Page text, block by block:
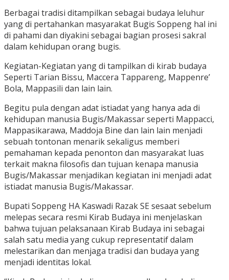
Berbagai tradisi ditampilkan sebagai budaya leluhur
yang di pertahankan masyarakat Bugis Soppeng hal ini
di pahami dan diyakini sebagai bagian prosesi sakral
dalam kehidupan orang bugis.
Kegiatan-Kegiatan yang di tampilkan di kirab budaya
Seperti Tarian Bissu, Maccera Tappareng, Mappenre’
Bola, Mappasili dan lain lain.
Begitu pula dengan adat istiadat yang hanya ada di
kehidupan manusia Bugis/Makassar seperti Mappacci,
Mappasikarawa, Maddoja Bine dan lain lain menjadi
sebuah tontonan menarik sekaligus memberi
pemahaman kepada penonton dan masyarakat luas
terkait makna filosofis dan tujuan kenapa manusia
Bugis/Makassar menjadikan kegiatan ini menjadi adat
istiadat manusia Bugis/Makassar.
Bupati Soppeng HA Kaswadi Razak SE sesaat sebelum
melepas secara resmi Kirab Budaya ini menjelaskan
bahwa tujuan pelaksanaan Kirab Budaya ini sebagai
salah satu media yang cukup representatif dalam
melestarikan dan menjaga tradisi dan budaya yang
menjadi identitas lokal.